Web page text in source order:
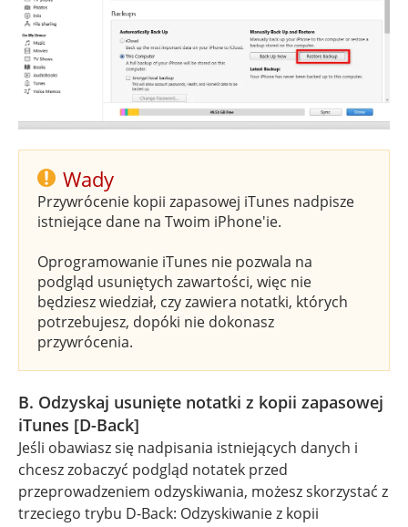
Wady
Przywrócenie kopii zapasowej iTunes nadpisze
istniejące dane na Twoim iPhone'ie.
Oprogramowanie iTunes nie pozwala na
podgląd usuniętych zawartości, więc nie
będziesz wiedział, czy zawiera notatki, których
potrzebujesz, dopóki nie dokonasz
przywrócenia.
B. Odzyskaj usunięte notatki z kopii zapasowej
iTunes [D-Back]
Jeśli obawiasz się nadpisania istniejących danych i
chcesz zobaczyć podgląd notatek przed
przeprowadzeniem odzyskiwania, możesz skorzystać z
trzeciego trybu D-Back: Odzyskiwanie z kopii